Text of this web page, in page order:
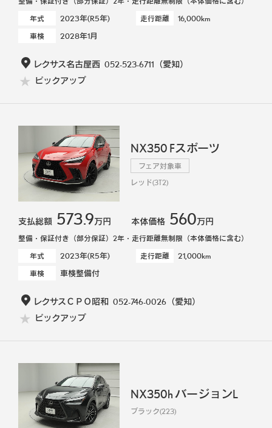
年式
2023年(R5年) 走行距離 16,000km
車検 2028年1月
レクサス名古屋西 052-523-6711 （愛知）
ピックアップ
NX350 Fスポーツ
フェア対象車
レッド(3T2)
支払総額 573.9万円 本体価格 560万円
整備・保証付き（部分保証）2年・走行距離無制限（本体価格に含む）
年式
2023年(R5年) 走行距離 21,000km
車検 車検整備付
レクサスＣＰＯ昭和 052-746-0026（愛知）
ピックアップ
NX350h バージョンL
ブラック(223)